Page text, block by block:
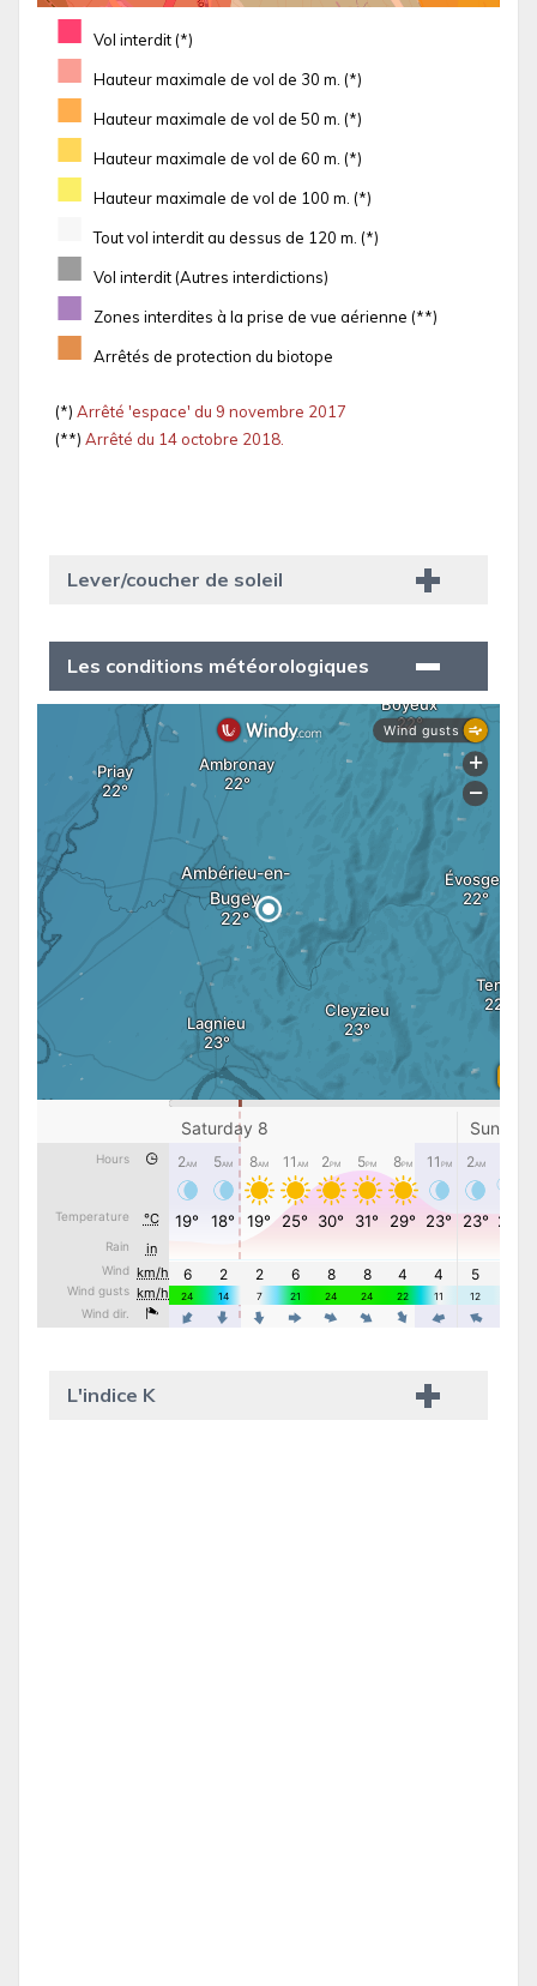
■ Vol interdit (*)
■ Hauteur maximale de vol de 30 m. (*)
■ Hauteur maximale de vol de 50 m. (*)
■ Hauteur maximale de vol de 60 m. (*)
■ Hauteur maximale de vol de 100 m. (*)
Tout vol interdit au dessus de 120 m. (*)
■ Vol interdit (Autres interdictions)
■ Zones interdites à la prise de vue aérienne (**)
■ Arrêtés de protection du biotope
(*) Arrêté 'espace' du 9 novembre 2017
(**) Arrêté du 14 octobre 2018.
Lever/coucher de soleil
Les conditions météorologiques
L'indice K